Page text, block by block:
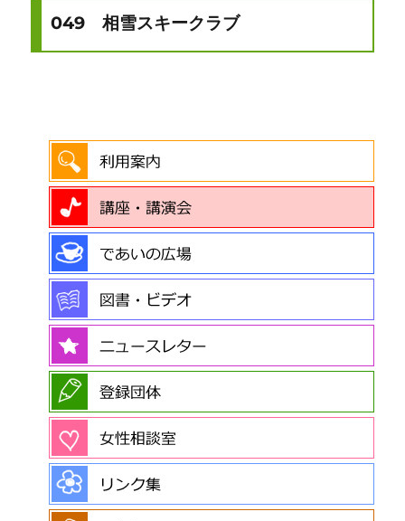
049 相雪スキークラブ